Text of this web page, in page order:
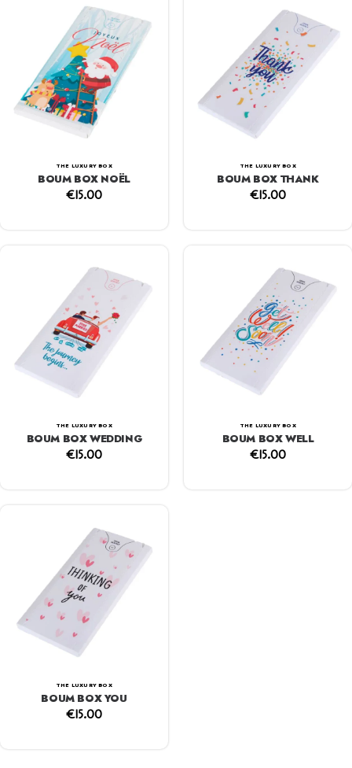
THE LUXURY BOX
BOUM BOX NOËL
€15.00
THE LUXURY BOX
BOUM BOX THANK
€15.00
THE LUXURY BOX
BOUM BOX WEDDING
€15.00
THE LUXURY BOX
BOUM BOX WELL
€15.00
THE LUXURY BOX
BOUM BOX YOU
€15.00